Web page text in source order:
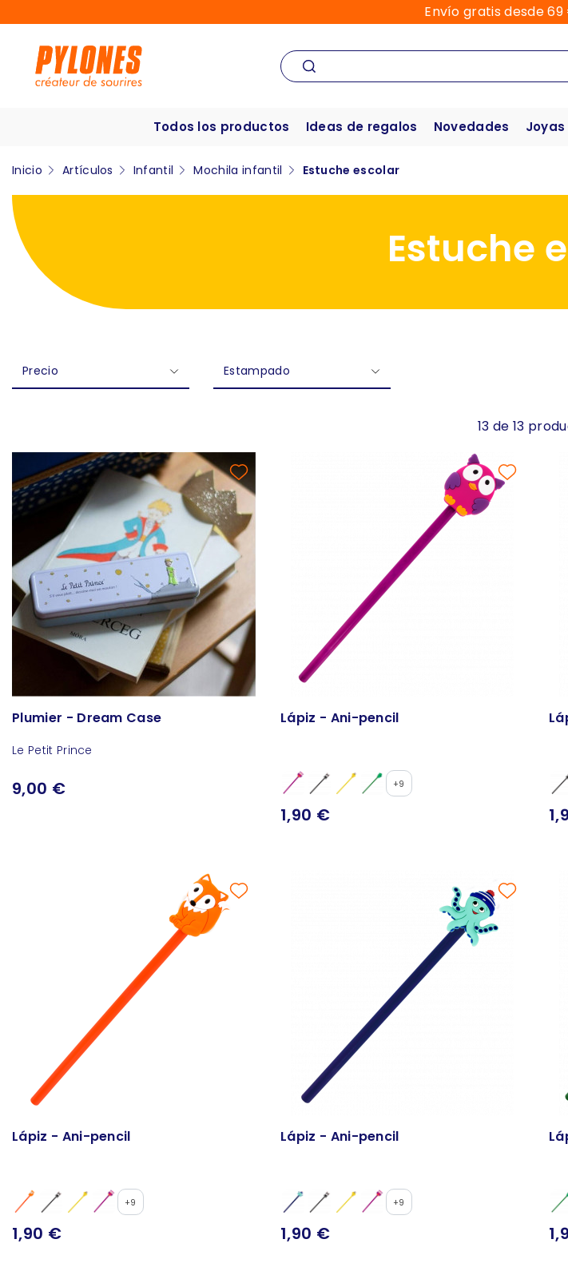
Envío gratis desde
Todos los productos Ideas de regalos Novedades Joyas
Inicio Artículos Infantil Mochila infantil Estuche escolar
Estuche
Precio Estampado
13 de 13
Plumier - Dream Case
Le Petit Prince
9,00 €
Lápiz - Ani-pencil
+9
1,90 €
Lápiz - Ani-pencil
+9
1,90 €
Lápiz - Ani-pencil
+9
1,90 €